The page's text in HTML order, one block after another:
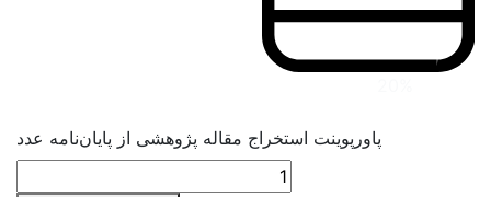
محیط زیست
مجموعه مدیریت
روش تحقیق
پاورپوینت استخراج مقاله پژوهشی از پایان‌نامه عدد